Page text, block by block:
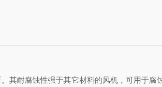
其耐腐蚀性强于其它材料的风机，可用于